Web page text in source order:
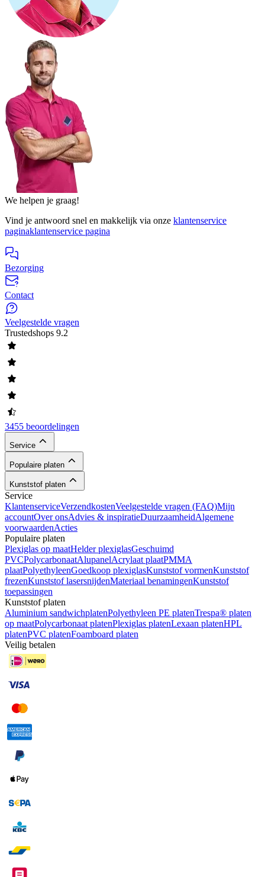
We helpen je graag!
Vind je antwoord snel en makkelijk via onze klantenservice
paginaklantenservice pagina
Bezorging
Contact
Veelgestelde vragen
Trustedshops 9.2
3455 beoordelingen
Service
Populaire platen
Kunststof platen
Service
KlantenserviceVerzendkostenVeelgestelde vragen (FAQ)Mijn
accountOver onsAdvies & inspiratieDuurzaamheidAlgemene
voorwaardenActies
Populaire platen
Plexiglas op maatHelder plexiglasGeschuimd
PVCPolycarbonaatAlupanelAcrylaat plaatPMMA
plaatPolyethyleenGoedkoop plexiglasKunststof vormenKunststof
frezenKunststof lasersnijdenMateriaal benamingenKunststof
toepassingen
Kunststof platen
Aluminium sandwichplatenPolyethyleen PE platenTrespa® platen
op maatPolycarbonaat platenPlexiglas platenLexaan platenHPL
platenPVC platenFoamboard platen
Veilig betalen